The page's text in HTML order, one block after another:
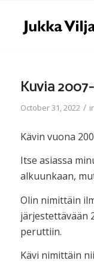
Kuvia
October 31, 2022 /
Kävin vuona
Itse asiassa
alkuunkaan,
Olin nimittäin
järjestettävään
peruttiin.
Kävi nimittäin